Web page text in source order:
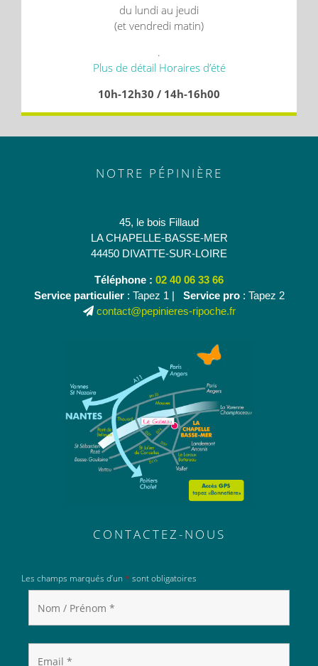
du lundi au jeudi
(et vendredi matin)
.
Plus de détail Horaires d’été
10h-12h30 / 14h-16h00
NOTRE PÉPINIÈRE
45, le bois Fillaud
LA CHAPELLE-BASSE-MER
44450 DIVATTE-SUR-LOIRE
Téléphone : 02 40 06 33 66
Service particulier: Tapez 1 | Service pro: Tapez 2
contact@pepinieres-ripoche.fr
CONTACTEZ-NOUS
Les champs marqués d’un * sont obligatoires